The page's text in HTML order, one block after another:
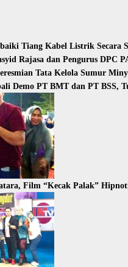
Tiang Kabel Listrik Secara
Rajasa dan Pengurus DPC
Tata Kelola Sumur
Demo PT BMT dan PT BSS,
Film “Kecak Palak”